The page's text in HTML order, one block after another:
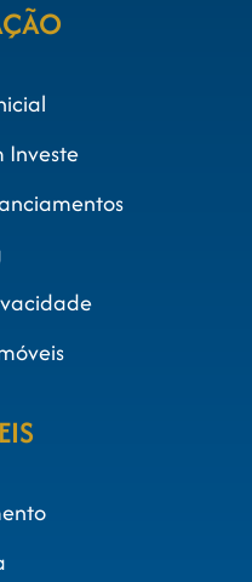
Investe